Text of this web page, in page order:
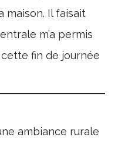
maison. Il faisait
m’a permis
fin de journée
ambiance rurale